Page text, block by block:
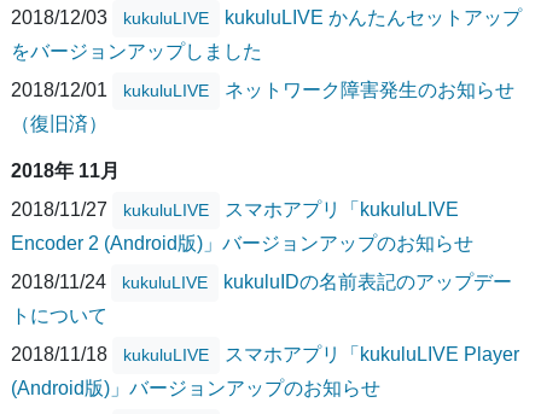
2018/12/03
kukuluLIVE
kukuluLIVE かんたんセットアップ
をバージョンアップしました
2018/12/01
kukuluLIVE
ネットワーク障害発生のお知らせ
（復旧済）
2018年 11月
2018/11/27
kukuluLIVE
スマホアプリ「kukuluLIVE
Encoder 2 (Android版)」バージョンアップのお知らせ
2018/11/24
kukuluLIVE
kukuluIDの名前表記のアップデー
トについて
2018/11/18
kukuluLIVE
スマホアプリ「kukuluLIVE Player
(Android版)」バージョンアップのお知らせ